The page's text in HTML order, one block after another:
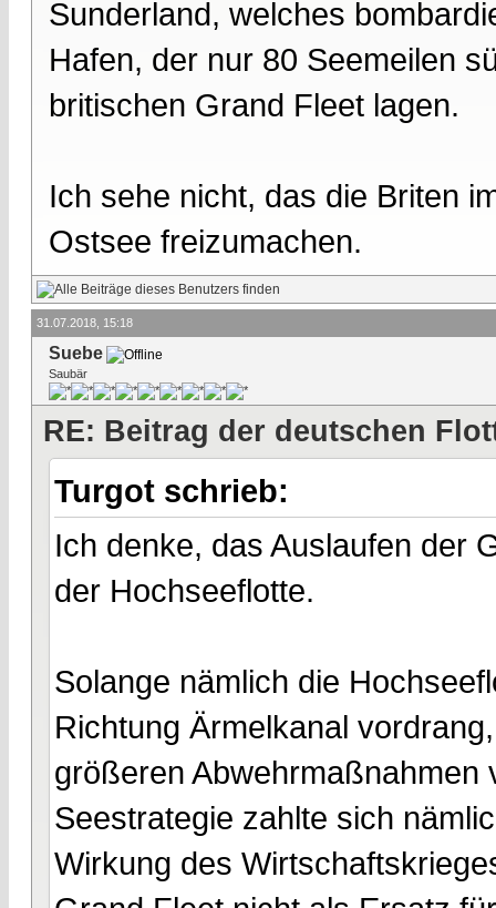
Sunderland, welches
Hafen, der nur 80 Seemeilen
britischen Grand Fleet lagen.
Ich sehe nicht, das die Briten
Ostsee freizumachen.
31.07.2018, 15:18
Suebe
Saubär
RE: Beitrag der deutschen
Turgot schrieb:
Ich denke, das Auslaufen der
der Hochseeflotte.
Solange nämlich die
Richtung Ärmelkanal
größeren
Seestrategie zahlte sich
Wirkung des